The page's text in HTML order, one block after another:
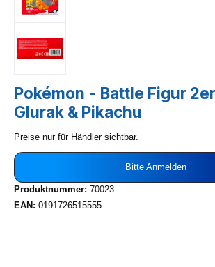
Pokémon - Battle Figur
Glurak & Pikachu
Preise nur für Händler sichtbar.
Bitte Anmelden
Produktnummer: 70023
EAN: 0191726515555